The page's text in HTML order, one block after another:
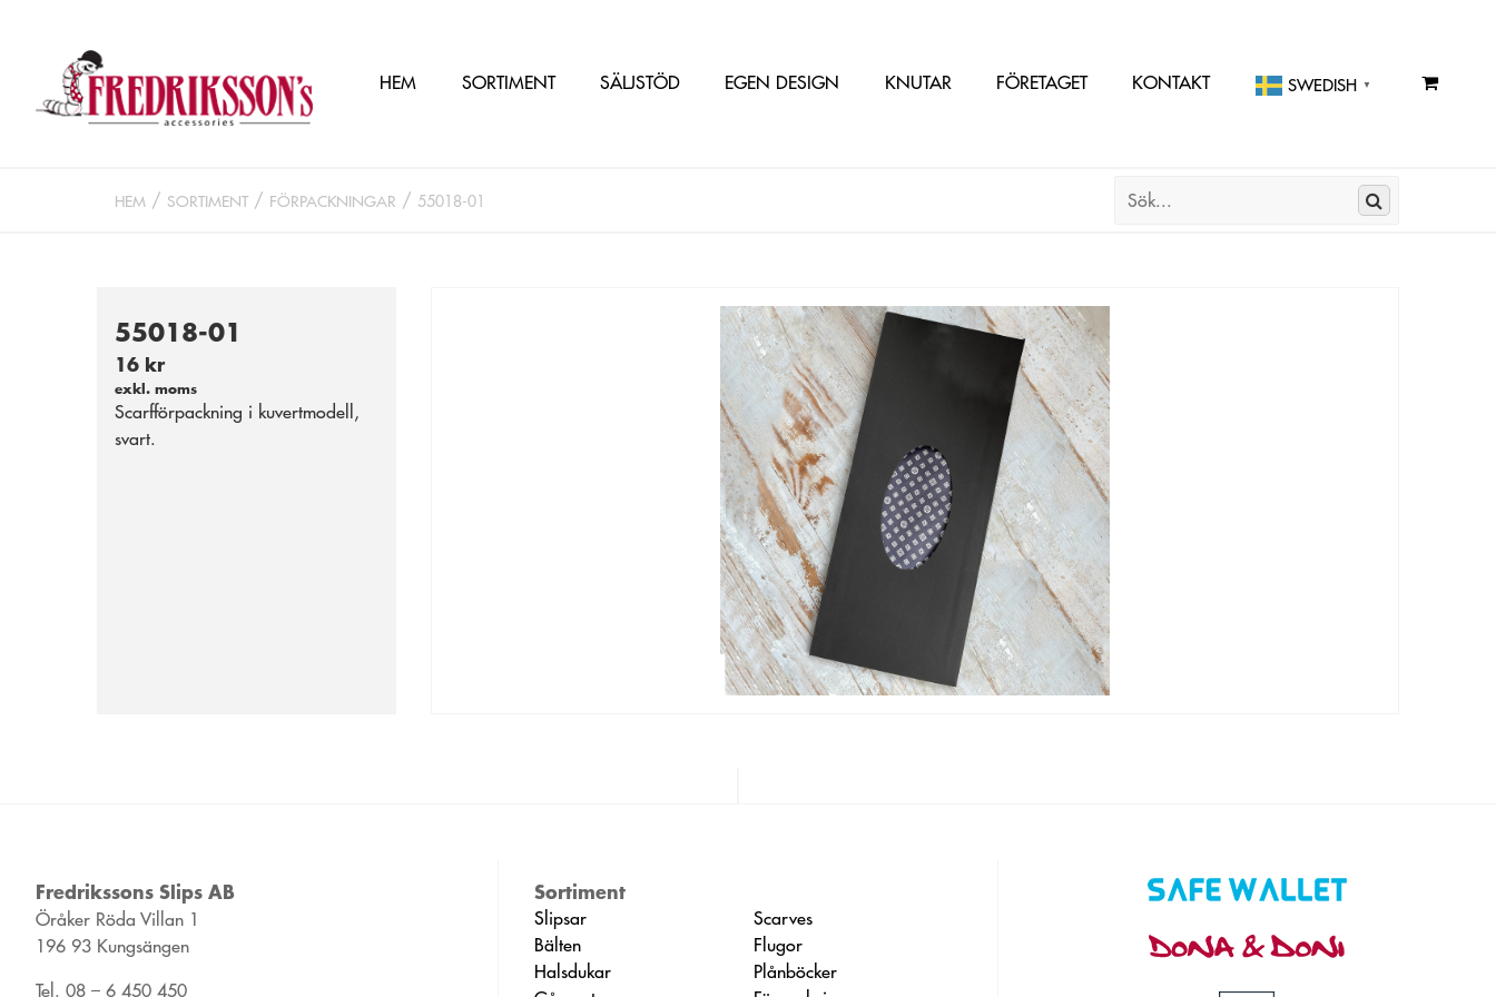
HEM SORTIMENT SÄLJSTÖD EGEN DESIGN KNUTAR FÖRETAGET KONTAKT SWEDISH ▼
HEM SORTIMENT FÖRPACKNINGAR 55018-01
55018-01
16 kr
exkl. moms
Scarfförpackning i kuvertmodell,
svart.
Fredrikssons Slips AB
Öråker Röda Villan 1
196 93 Kungsängen
Tel. 08 – 6 450 450
Sortiment
Slipsar
Scarves
Bälten
Flugor
Halsdukar
Plånböcker